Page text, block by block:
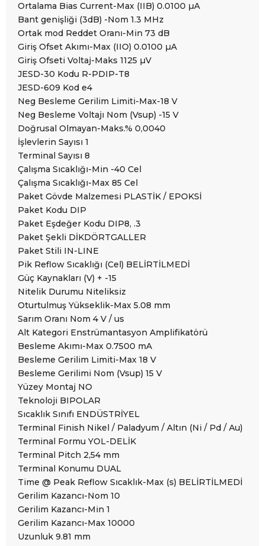
Ortalama Bias Current-Max (IIB) 0.0100 µA
Bant genişliği (3dB) -Nom 1.3 MHz
Ortak mod Reddet Oranı-Min 73 dB
Giriş Ofset Akımı-Max (IIO) 0.0100 µA
Giriş Ofseti Voltaj-Maks 1125 µV
JESD-30 Kodu R-PDIP-T8
JESD-609 Kod e4
Neg Besleme Gerilim Limiti-Max-18 V
Neg Besleme Voltajı Nom (Vsup) -15 V
Doğrusal Olmayan-Maks.% 0,0040
İşlevlerin Sayısı 1
Terminal Sayısı 8
Çalışma Sıcaklığı-Min -40 Cel
Çalışma Sıcaklığı-Max 85 Cel
Paket Gövde Malzemesi PLASTİK / EPOKSİ
Paket Kodu DIP
Paket Eşdeğer Kodu DIP8, .3
Paket Şekli DİKDÖRTGALLER
Paket Stili IN-LINE
Pik Reflow Sıcaklığı (Cel) BELİRTİLMEDİ
Güç Kaynakları (V) + -15
Nitelik Durumu Niteliksiz
Oturtulmuş Yükseklik-Max 5.08 mm
Sarım Oranı Nom 4 V / us
Alt Kategori Enstrümantasyon Amplifikatörü
Besleme Akımı-Max 0.7500 mA
Besleme Gerilim Limiti-Max 18 V
Besleme Gerilimi Nom (Vsup) 15 V
Yüzey Montaj NO
Teknoloji BIPOLAR
Sıcaklık Sınıfı ENDÜSTRİYEL
Terminal Finish Nikel / Paladyum / Altın (Ni / Pd / Au)
Terminal Formu YOL-DELİK
Terminal Pitch 2,54 mm
Terminal Konumu DUAL
Time @ Peak Reflow Sıcaklık-Max (s) BELİRTİLMEDİ
Gerilim Kazancı-Nom 10
Gerilim Kazancı-Min 1
Gerilim Kazancı-Max 10000
Uzunluk 9.81 mm